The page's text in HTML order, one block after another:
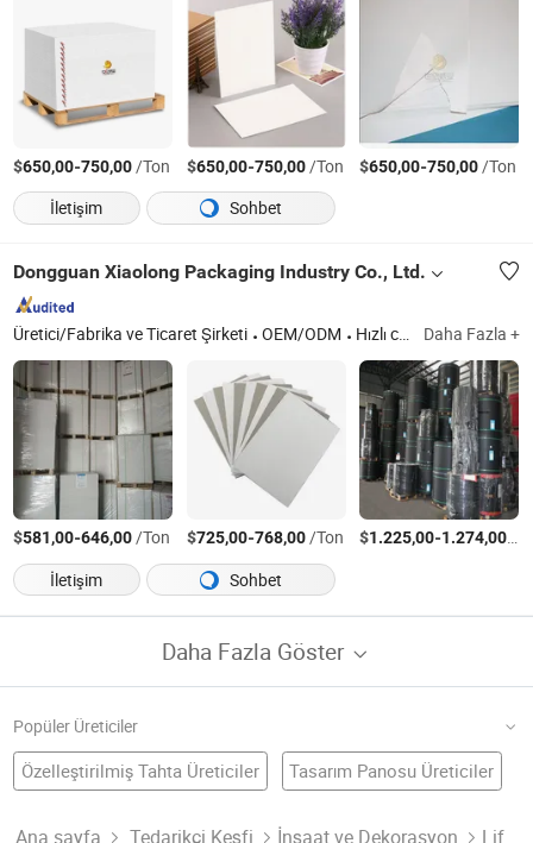
$650,00-750,00/Ton $650,00-750,00/Ton $650,00-750,00/Ton
İletişim
Sohbet
Dongguan Xiaolong Packaging Industry Co., Ltd.
Üretici/Fabrika ve Ticaret Şirketi OEM/ODM Hızlı cevap Daha Fazla +
$581,00-646,00/Ton $725,00-768,00/Ton $1.225,00-1.274,00/
İletişim
Sohbet
Daha Fazla Göster
Popüler Üreticiler
Özelleştirilmiş Tahta Üreticiler Tasarım Panosu Üreticiler
Ana sayfa Tedarikçi Keşfi İnşaat ve Dekorasyon Lif